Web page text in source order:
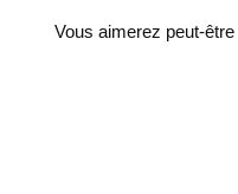
Vous aimerez peut-être